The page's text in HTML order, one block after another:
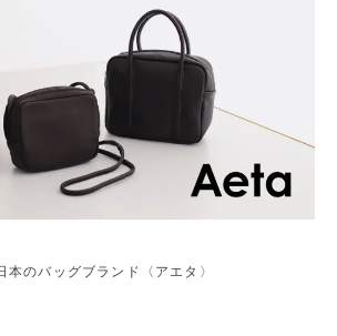
本のバッグブランド〈アエタ〉